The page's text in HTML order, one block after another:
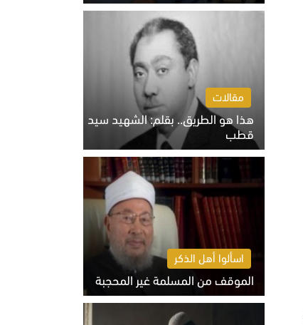
الخميس 6 أغسطس 2026 10:27 ص
مقالات
هذا هو الطريق.. بقلم: الشهيد سيد
قطب
الخميس 6 أغسطس 2026 10:52 ص
اسألوا أهل الذكر
الموقف من المسلمة غير المحجبة
الخميس 6 أغسطس 2026 10:45 ص